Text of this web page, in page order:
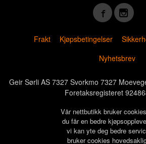
Frakt Kjøpsbetingelser
Nyhetsbrev
Geir Sørli AS 7327 Svorkmo 7327
Foretaksregisteret
Vår nettbutikk bruker
du får en bedre
vi kan yte deg bedre
bruker cookies